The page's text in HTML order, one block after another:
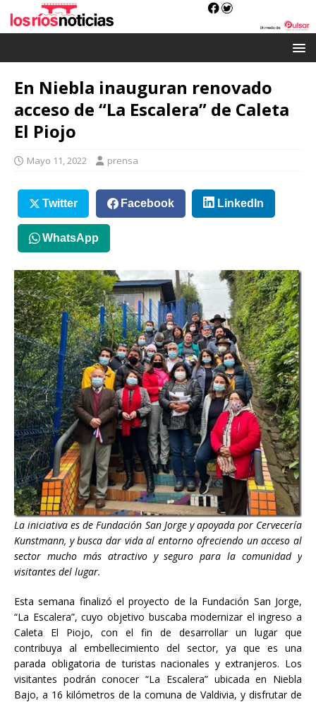
En Niebla inauguran renovado
acceso de “La Escalera” de Caleta
El Piojo
Mayo 11, 2022 prensa
Twitter Facebook LinkedIn
WhatsApp
La iniciativa es de Fundación San Jorge y apoyada por Cervecería
Kunstmann, y busca dar vida al entorno ofreciendo un acceso al
sector mucho más atractivo y seguro para la comunidad y
visitantes del lugar.
Esta semana finalizó el proyecto de la Fundación San Jorge,
“La Escalera”, cuyo objetivo buscaba modernizar el ingreso a
Caleta El Piojo, con el fin de desarrollar un lugar que
contribuya al embellecimiento del sector, ya que es una
parada obligatoria de turistas nacionales y extranjeros. Los
visitantes podrán conocer “La Escalera” ubicada en Niebla
Bajo, a 16 kilómetros de la comuna de Valdivia, y disfrutar de